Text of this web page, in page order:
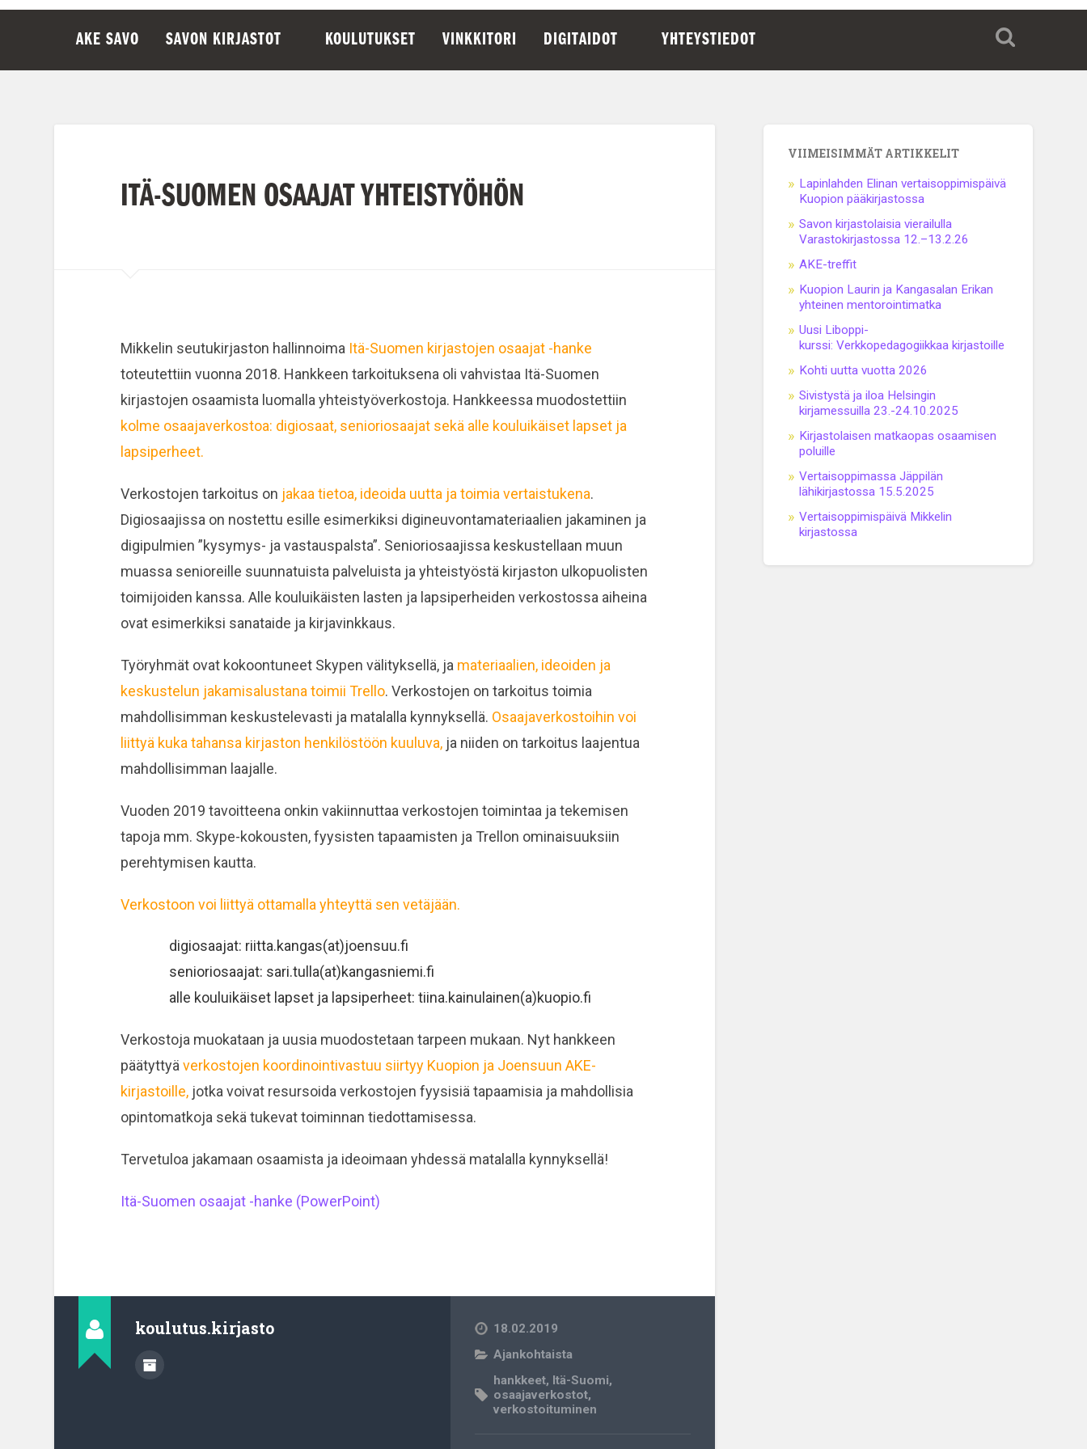
AKE SAVO SAVON KIRJASTOT KOULUTUKSET VINKKITORI DIGITAIDOT YHTEYSTIEDOT
ITÄ-SUOMEN OSAAJAT YHTEISTYÖHÖN
Mikkelin seutukirjaston hallinnoima Itä-Suomen kirjastojen osaajat -hanke
toteutettiin vuonna 2018. Hankkeen tarkoituksena oli vahvistaa Itä-Suomen
kirjastojen osaamista luomalla yhteistyöverkostoja. Hankkeessa muodostettiin
kolme osaajaverkostoa: digiosaat, senioriosaajat sekä alle kouluikäiset lapset ja
lapsiperheet.
Verkostojen tarkoitus on jakaa tietoa, ideoida uutta ja toimia vertaistukena.
Digiosaajissa on nostettu esille esimerkiksi digineuvontamateriaalien jakaminen ja
digipulmien ”kysymys- ja vastauspalsta”. Senioriosaajissa keskustellaan muun
muassa senioreille suunnatuista palveluista ja yhteistyöstä kirjaston ulkopuolisten
toimijoiden kanssa. Alle kouluikäisten lasten ja lapsiperheiden verkostossa aiheina
ovat esimerkiksi sanataide ja kirjavinkkaus.
Työryhmät ovat kokoontuneet Skypen välityksellä, ja materiaalien, ideoiden ja
keskustelun jakamisalustana toimii Trello. Verkostojen on tarkoitus toimia
mahdollisimman keskustelevasti ja matalalla kynnyksellä. Osaajaverkostoihin voi
liittyä kuka tahansa kirjaston henkilöstöön kuuluva,ja niiden on tarkoitus laajentua
mahdollisimman laajalle.
Vuoden 2019 tavoitteena onkin vakiinnuttaa verkostojen toimintaa ja tekemisen
tapoja mm. Skype-kokousten, fyysisten tapaamisten ja Trellon ominaisuuksiin
perehtymisen kautta.
Verkostoon voi liittyä ottamalla yhteyttä sen vetäjään.
digiosaajat: riitta.kangas(at)joensuu.fi
senioriosaajat: sari.tulla(at)kangasniemi.fi
alle kouluikäiset lapset ja lapsiperheet: tiina.kainulainen(a)kuopio.fi
Verkostoja muokataan ja uusia muodostetaan tarpeen mukaan. Nyt hankkeen
päätyttyäverkostojen koordinointivastuu siirtyy Kuopion ja Joensuun AKE-
kirjastoille,jotka voivat resursoida verkostojen fyysisiä tapaamisia ja mahdollisia
opintomatkoja sekä tukevat toiminnan tiedottamisessa.
Tervetuloa jakamaan osaamista ja ideoimaan yhdessä matalalla kynnyksellä!
Itä-Suomen osaajat -hanke (PowerPoint)
koulutus.kirjasto
18.02.2019
Ajankohtaista
hankkeet, Itä-Suomi,
osaajaverkostot,
verkostoituminen
VIIMEISIMMÄT ARTIKKELIT
Lapinlahden Elinan vertaisoppimispäivä
Kuopion pääkirjastossa
Savon kirjastolaisia vierailulla
Varastokirjastossa 12.–13.2.26
AKE-treffit
Kuopion Laurin ja Kangasalan Erikan
yhteinen mentorointimatka
Uusi Liboppi-
kurssi: Verkkopedagogiikkaa kirjastoille
Kohti uutta vuotta 2026
Sivistystä ja iloa Helsingin
kirjamessuilla 23.-24.10.2025
Kirjastolaisen matkaopas osaamisen
poluille
Vertaisoppimassa Jäppilän
lähikirjastossa 15.5.2025
Vertaisoppimispäivä Mikkelin
kirjastossa